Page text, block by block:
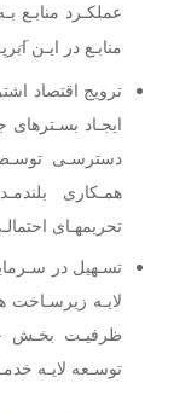
عملکـرد منابـع
منابـع در ایـن اب
ترویج اقتصاد
ایجـاد
دسترسـی توسـط
همـکاری
تحریمهـای
تسـهیل در
لایـه زیرسـاخت
ظرفیـت بخـش
توسـعه لایـه